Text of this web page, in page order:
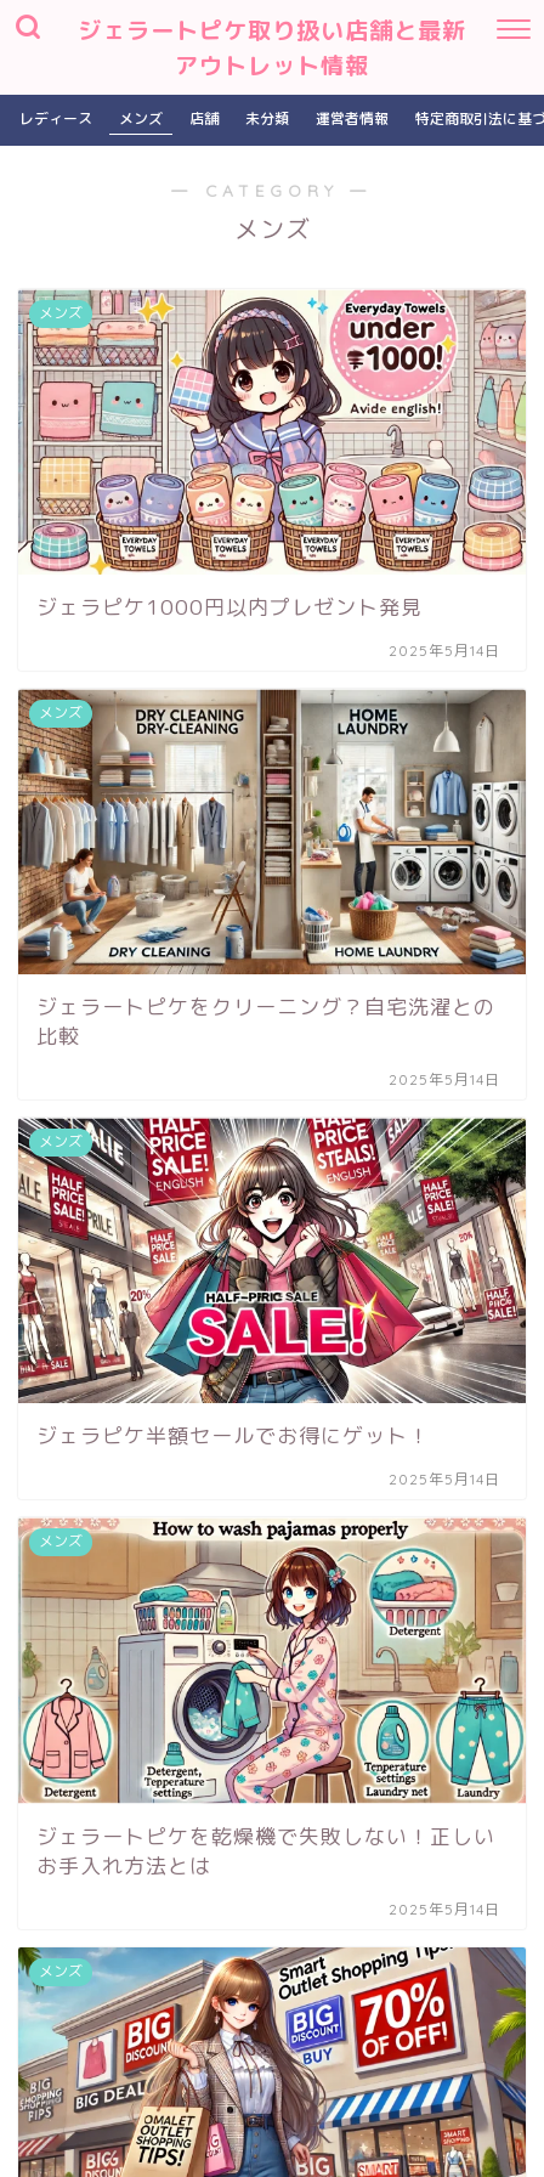
ジェラートピケ取り扱い店舗と最新
アウトレット情報
レディース メンズ 店舗 未分類 運営者情報 特定商取引法に基
― CATEGORY ―
メンズ
メンズ
ジェラピケ1000円以内プレゼント発見
2025年5月14日
メンズ
ジェラートピケをクリーニング？自宅洗濯との
比較
2025年5月14日
メンズ
ジェラピケ半額セールでお得にゲット！
2025年5月14日
メンズ
ジェラートピケを乾燥機で失敗しない！正しい
お手入れ方法とは
2025年5月14日
メンズ